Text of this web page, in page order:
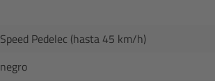
Speed Pedelec (hasta 45 km/h)
negro